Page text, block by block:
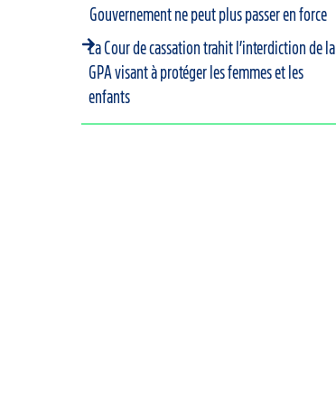
Gouvernement ne peut plus passer en force
La Cour de cassation trahit l’interdiction de la
GPA visant à protéger les femmes et les
enfants